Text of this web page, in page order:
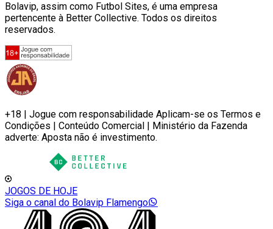
Bolavip, assim como Futbol Sites, é uma empresa
pertencente à Better Collective. Todos os direitos
reservados.
+18 | Jogue com responsabilidade Aplicam-se os Termos e
Condições | Conteúdo Comercial | Ministério da Fazenda
adverte: Aposta não é investimento.
JOGOS DE HOJE
Siga o canal do Bolavip Flamengo